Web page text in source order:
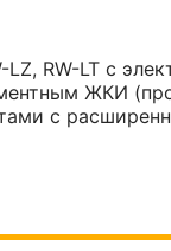
RW-LT с
ЖКИ
с